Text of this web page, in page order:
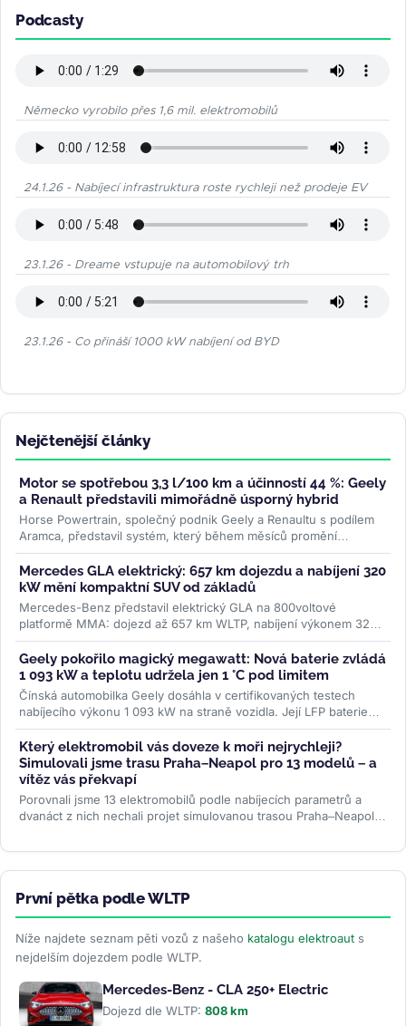
Podcasty
Německo vyrobilo přes 1,6 mil. elektromobilů
24.1.26 - Nabíjecí infrastruktura roste rychleji než prodeje EV
23.1.26 - Dreame vstupuje na automobilový trh
23.1.26 - Co přináší 1000 kW nabíjení od BYD
Nejčtenější články
Motor se spotřebou 3,3 l/100 km a účinností 44 %: Geely
a Renault představili mimořádně úsporný hybrid
Horse Powertrain, společný podnik Geely a Renaultu s podílem
Aramca, představil systém, který během měsíců promění
elektromobilovou...>>
Mercedes GLA elektrický: 657 km dojezdu a nabíjení 320
kW mění kompaktní SUV od základů
Mercedes-Benz představil elektrický GLA na 800voltové
platformě MMA: dojezd až 657 km WLTP, nabíjení výkonem 320
kW a plnění na 80 % za 22...>>
Geely pokořilo magický megawatt: Nová baterie zvládá
1 093 kW a teplotu udržela jen 1 °C pod limitem
Čínská automobilka Geely dosáhla v certifikovaných testech
nabíjecího výkonu 1 093 kW na straně vozidla. Její LFP baterie
Aegis Gold Brick...>>
Který elektromobil vás doveze k moři nejrychleji?
Simulovali jsme trasu Praha–Neapol pro 13 modelů – a
vítěz vás překvapí
Porovnali jsme 13 elektromobilů podle nabíjecích parametrů a
dvanáct z nich nechali projet simulovanou trasou Praha–Neapol v
První pětka podle WLTP
Níže najdete seznam pěti vozů z našeho katalogu elektroaut s
nejdelším dojezdem podle WLTP.
Mercedes-Benz - CLA 250+ Electric
Dojezd dle WLTP: 808 km